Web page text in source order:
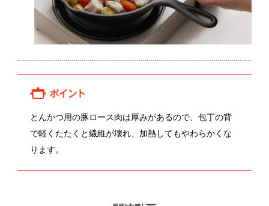
関連動画
畠山靖さんのミニトマト
関連レシピ